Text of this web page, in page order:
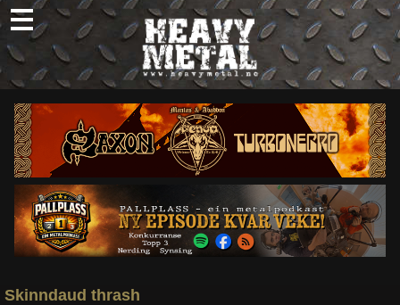
Skip
to
content
Nyheter
Omtaler
Intervjuer
Om oss
Abonner
Søk
Skinndaud thrash